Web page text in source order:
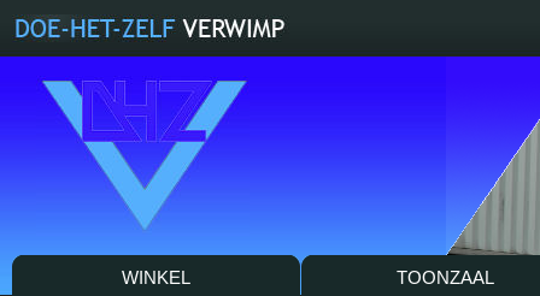
WINKEL TOONZAAL